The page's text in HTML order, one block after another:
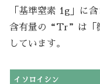
「基準窒素 1g」に
含有量の“Tr”は「
しています。
イソロイシン